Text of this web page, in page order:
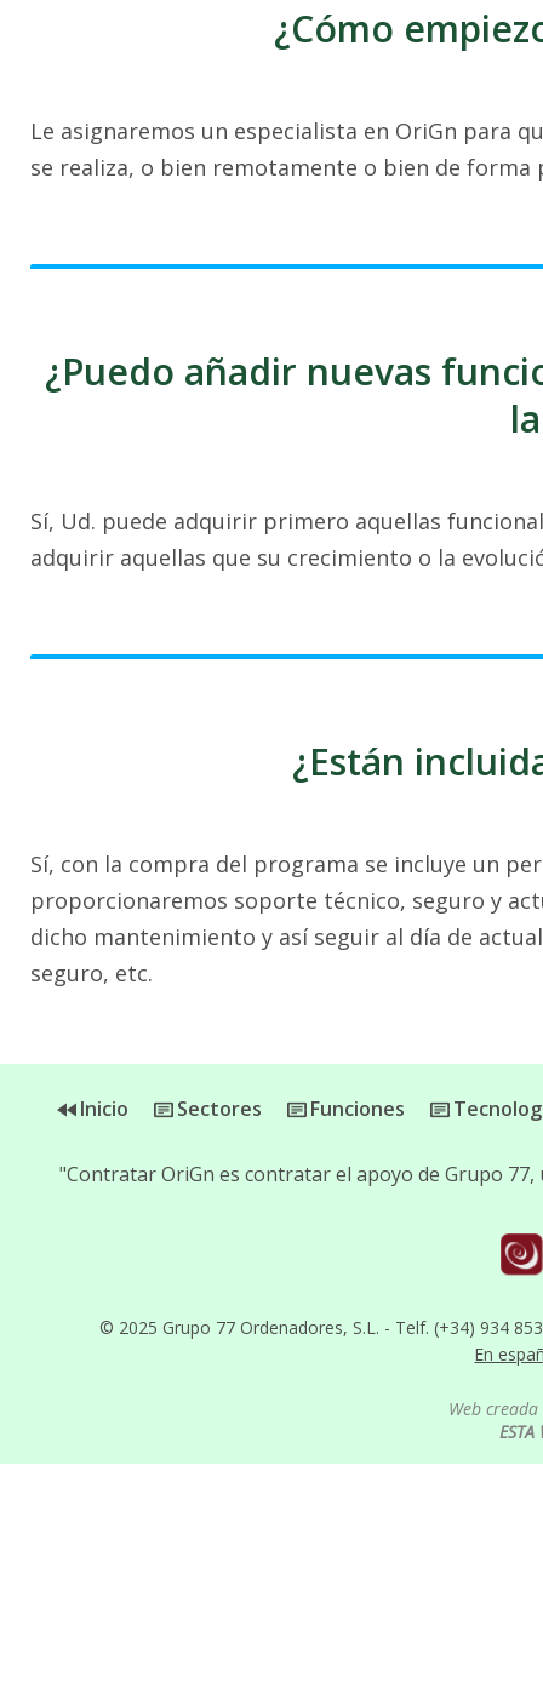
¿Cómo
Le asignaremos un especialista en OriGn para
se realiza, o bien remotamente o bien de forma
¿Puedo añadir nuevas
Sí, Ud. puede adquirir primero aquellas
adquirir aquellas que su crecimiento o la
¿Están
Sí, con la compra del programa se incluye un
proporcionaremos soporte técnico, seguro y
dicho mantenimiento y así seguir al día de
seguro, etc.
Inicio Sectores Funciones
© 2025 Grupo 77 Ordenadores, S.L. - Telf. (+34) 934
En
"Contratar OriGn es contratar el apoyo de Grupo
Web
ESTA